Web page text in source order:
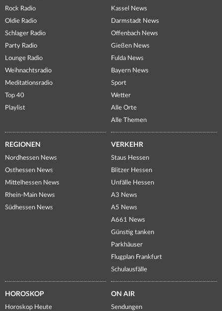
Rock Radio
Oldie Radio
Schlager Radio
Party Radio
Lounge Radio
Weihnachtsradio
Meditationsradio
Top 40
Playlist
Kassel News
Darmstadt News
Offenbach News
Gießen News
Fulda News
Bayern News
Sport
Wetter
Alle Orte
Alle Themen
REGIONEN
Nordhessen News
Osthessen News
Mittelhessen News
Rhein-Main News
Südhessen News
VERKEHR
Staus Hessen
Blitzer Hessen
Unfälle Hessen
A3 News
A5 News
A661 News
Günstig tanken
Parkhäuser
Flugplan Frankfurt
Schulausfälle
HOROSKOP
Horoskop Heute
ON AIR
Sendungen